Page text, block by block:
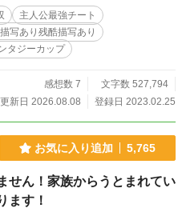
す。 語彙力や文章力が足りていない
だけると有り難いです。 『この
推奨するものではありません』
主人公最強チート
写あり残酷描写あり
タジーカップ
感想数 7
文字数 527,794
新日 2026.08.08
登録日 2023.02.25
お気に入り追加 5,765
せん！家族からうとまれてい
ます！